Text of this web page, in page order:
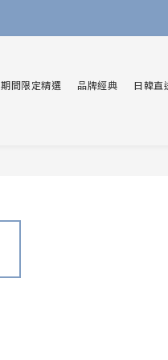
期間限定精選 品牌經典 日韓直